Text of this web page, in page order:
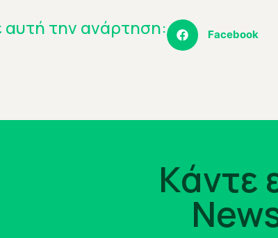
αυτή την ανάρτηση: Facebook
Kάντε